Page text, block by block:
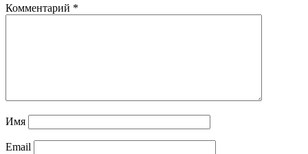
Комментарий *
Имя
Email